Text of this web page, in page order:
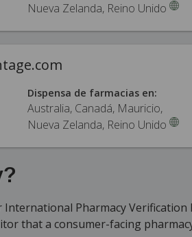
Nueva Zelanda, Reino Unido
Dispensa de farmacias en:
Australia, Canadá, Mauricio,
Nueva Zelanda, Reino Unido
Pharmacy
that a consumer-facing